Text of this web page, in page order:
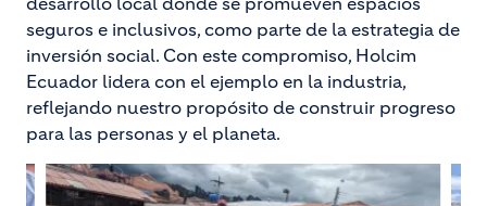
seguros e inclusivos, como parte de la estrategia de
inversión social. Con este compromiso, Holcim
Ecuador lidera con el ejemplo en la industria,
reflejando nuestro propósito de construir progreso
para las personas y el planeta.